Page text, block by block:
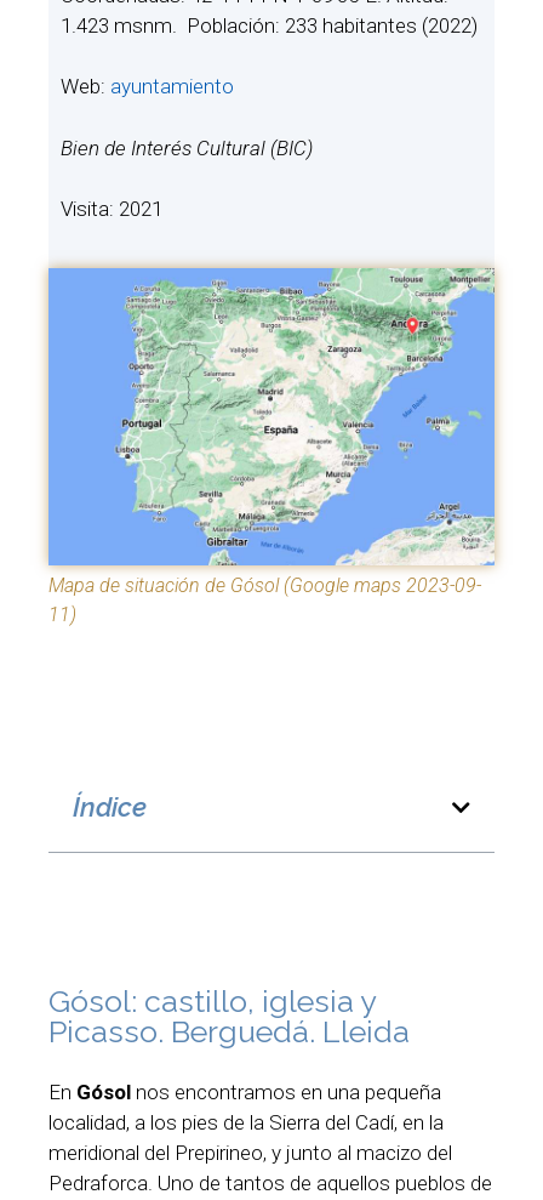
1.423 msnm. Población: 233 habitantes (2022)
Web: ayuntamiento
Bien de Interés Cultural (BIC)
Visita: 2021
Mapa de situación de Gósol (Google maps 2023-09-
11)
Índice
Gósol: castillo, iglesia y
Picasso. Berguedá. Lleida
En Gósol nos encontramos en una pequeña
localidad, a los pies de la Sierra del Cadí, en la
meridional del Prepirineo, y junto al macizo del
Pedraforca. Uno de tantos de aquellos pueblos de